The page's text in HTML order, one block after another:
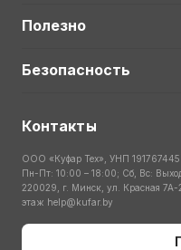
Полезно
Безопасность
Контакты
ООО «Куфар Тех», УНП 191767445
Пн-Пт: 10:00 – 18:00; Сб, Вс:
220029, г. Минск, ул. Красная 7А-
этаж help@kufar.by